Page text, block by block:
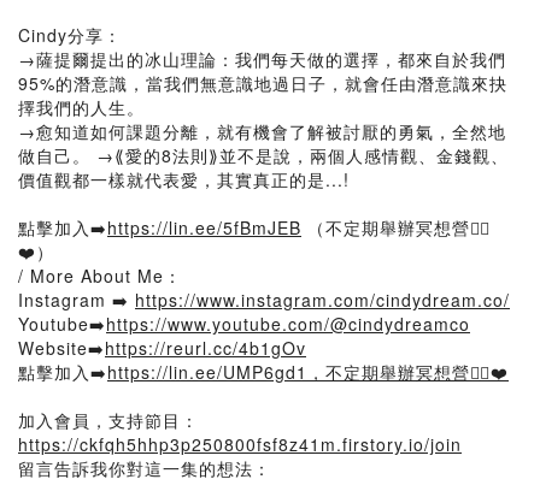
Cindy分享：
→薩提爾提出的冰山理論：我們每天做的選擇，都來自於我們
95%的潛意識，當我們無意識地過日子，就會任由潛意識來抉
擇我們的人生。
→愈知道如何課題分離，就有機會了解被討厭的勇氣，全然地
做自己。 →⟪愛的8法則⟫並不是說，兩個人感情觀、金錢觀、
價值觀都一樣就代表愛，其實真正的是...!
點擊加入➡️https://lin.ee/5fBmJEB （不定期舉辦冥想營🧘‍♀️
❤️）
/ More About Me：
Instagram ➡️ https://www.instagram.com/cindydream.co/
Youtube➡️https://www.youtube.com/@cindydreamco
Website➡️https://reurl.cc/4b1gOv
點擊加入➡️https://lin.ee/UMP6gd1，不定期舉辦冥想營🧘‍♀️❤️
加入會員，支持節目：
https://ckfqh5hhp3p250800fsf8z41m.firstory.io/join
留言告訴我你對這一集的想法：